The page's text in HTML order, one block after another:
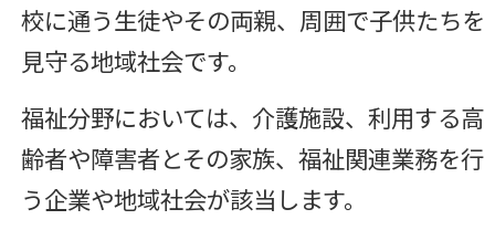
校に通う生徒やその両親、周囲で子供たちを
見守る地域社会です。
福祉分野においては、介護施設、利用する高
齢者や障害者とその家族、福祉関連業務を行
う企業や地域社会が該当します。